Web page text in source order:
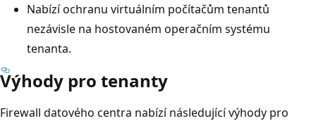
Nabízí ochranu virtuálním počítačům tenantů
nezávisle na hostovaném operačním systému
tenanta.
Výhody pro tenanty
Firewall datového centra nabízí následující výhody pro